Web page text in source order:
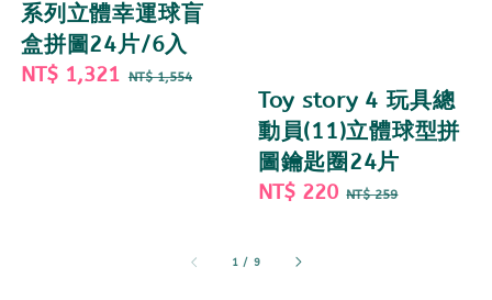
系列立體幸運球盲
盒拼圖24片/6入
Sale
NT$ 1,321 Regular
NT$ 1,554
Toy story 4 玩具總
動員(11)立體球型拼
圖鑰匙圈24片
Sale
NT$ 220 Regular
NT$ 259
1 / 9